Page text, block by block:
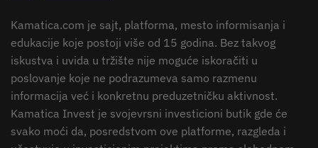
Kamatica.com je sajt, platforma, mesto informisanja i
edukacije koje postoji više od 15 godina. Bez takvog
iskustva i uvida u tržište nije moguće iskoračiti u
poslovanje koje ne podrazumeva samo razmenu
informacija već i konkretnu preduzetničku aktivnost.
Kamatica Invest je svojevrsni investicioni butik gde će
svako moći da, posredstvom ove platforme, razgleda i